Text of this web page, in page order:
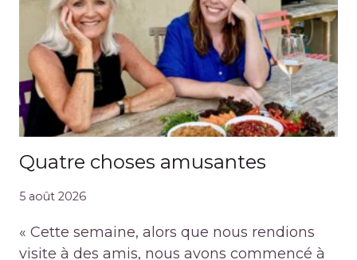
Quatre choses amusantes
5 août 2026
« Cette semaine, alors que nous rendions
visite à des amis, nous avons commencé à